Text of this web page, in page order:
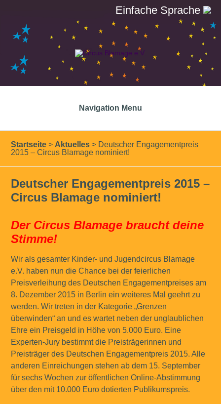
Einfache Sprache
Navigation Menu
Startseite > Aktuelles > Deutscher Engagementpreis
2015 – Circus Blamage nominiert!
Deutscher Engagementpreis 2015 –
Circus Blamage nominiert!
Der Circus Blamage braucht deine
Stimme!
Wir als gesamter Kinder- und Jugendcircus Blamage
e.V. haben nun die Chance bei der feierlichen
Preisverleihung des Deutschen Engagementpreises am
8. Dezember 2015 in Berlin ein weiteres Mal geehrt zu
werden. Wir treten in der Kategorie „Grenzen
überwinden“ an und es wartet neben der unglaublichen
Ehre ein Preisgeld in Höhe von 5.000 Euro. Eine
Experten-Jury bestimmt die Preisträgerinnen und
Preisträger des Deutschen Engagementpreis 2015. Alle
anderen Einreichungen stehen ab dem 15. September
für sechs Wochen zur öffentlichen Online-Abstimmung
über den mit 10.000 Euro dotierten Publikumspreis.